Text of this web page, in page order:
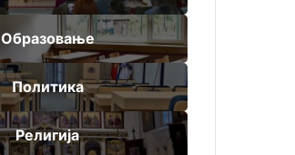
Образовање
Политика
Религија